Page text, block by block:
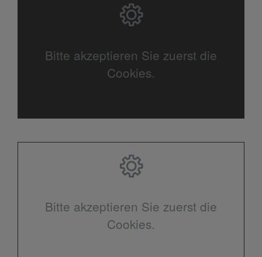
Bitte akzeptieren Sie zuerst die
Cookies.
Bitte akzeptieren Sie zuerst die
Cookies.